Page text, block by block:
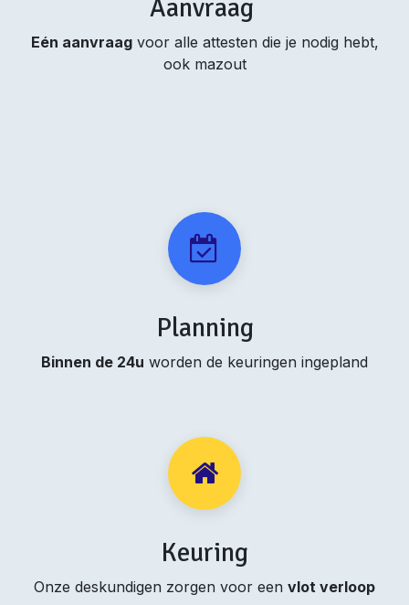
Aanvraag
Eén aanvraagvoor alle attesten die je nodig hebt,
ook mazout
Planning
Binnen de 24u worden de keuringen ingepland
Keuring
Onze deskundigen zorgen voor een vlot verloop